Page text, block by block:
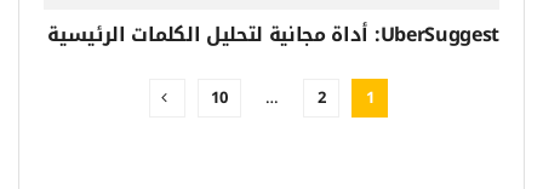
UberSuggest: أداة مجانية لتحليل الكلمات الرئيسية
1
2
…
10